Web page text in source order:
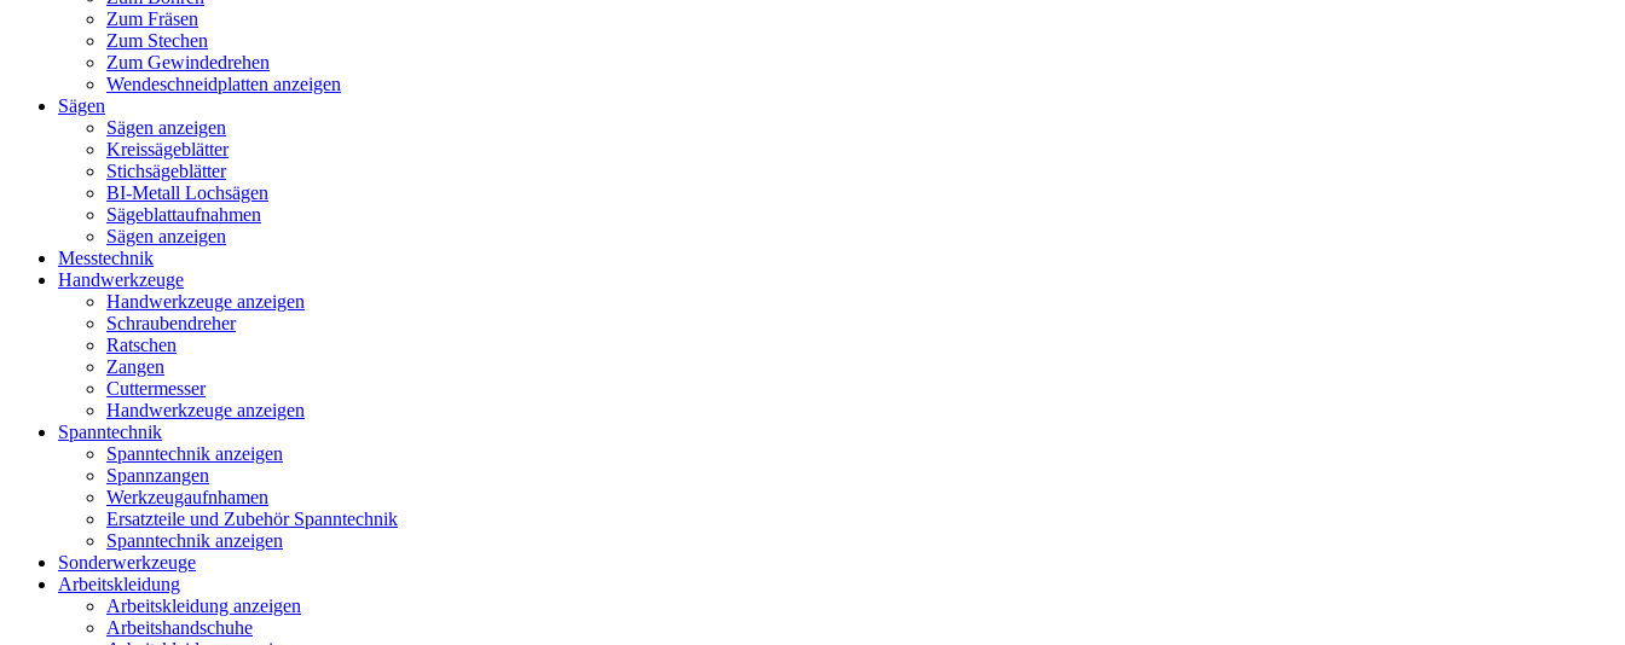
Zum Fräsen
Zum Stechen
Zum Gewindedrehen
Wendeschneidplatten anzeigen
Sägen
Sägen anzeigen
Kreissägeblätter
Stichsägeblätter
BI-Metall Lochsägen
Sägeblattaufnahmen
Sägen anzeigen
Messtechnik
Handwerkzeuge
Handwerkzeuge anzeigen
Schraubendreher
Ratschen
Zangen
Cuttermesser
Handwerkzeuge anzeigen
Spanntechnik
Spanntechnik anzeigen
Spannzangen
Werkzeugaufnhamen
Ersatzteile und Zubehör Spanntechnik
Spanntechnik anzeigen
Sonderwerkzeuge
Arbeitskleidung
Arbeitskleidung anzeigen
Arbeitshandschuhe